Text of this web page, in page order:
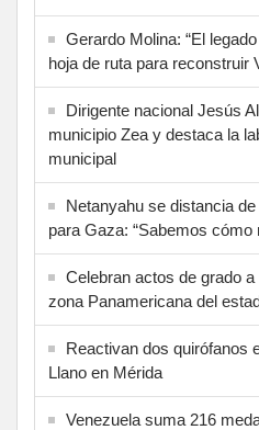
Gerardo Molina: “El
hoja de ruta para reconstruir
Dirigente nacional Jesús
municipio Zea y destaca la
municipal
Netanyahu se distancia
para Gaza: “Sabemos cómo
Celebran actos de grado
zona Panamericana del
Reactivan dos quirófanos
Llano en Mérida
Venezuela suma 216